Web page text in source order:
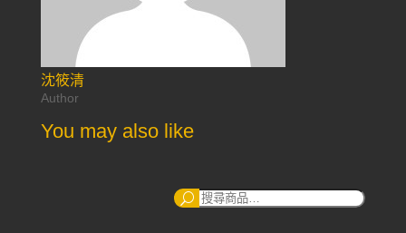
沈筱清
Author
You may also like
搜